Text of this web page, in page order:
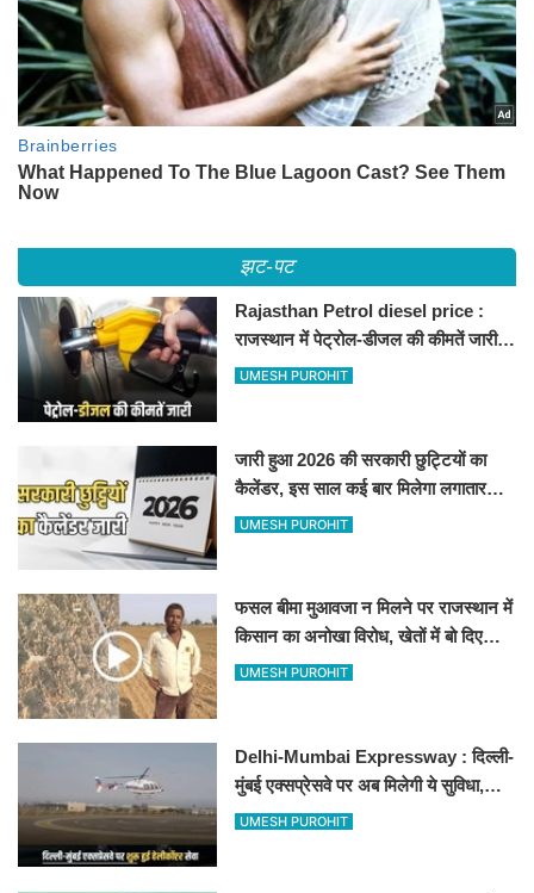
झट-पट
Rajasthan Petrol diesel price :
राजस्थान में पेट्रोल-डीजल की कीमतें जारी,
जानिए बीकानेर समेत पुरे प्रदेश में नए रेट
UMESH PUROHIT
जारी हुआ 2026 की सरकारी छुट्टियों का
कैलेंडर, इस साल कई बार मिलेगा लगातार
अवकाश, देखें
UMESH PUROHIT
फसल बीमा मुआवजा न मिलने पर राजस्थान में
किसान का अनोखा विरोध, खेतों में बो दिए
500-500 रुपए के नोट, वीडियो वायरल
UMESH PUROHIT
Delhi-Mumbai Expressway : दिल्ली-
मुंबई एक्सप्रेसवे पर अब मिलेगी ये सुविधा,
हेलीकॉप्टर सर्विस से तुरंत घायल पहुंचेगा
UMESH PUROHIT